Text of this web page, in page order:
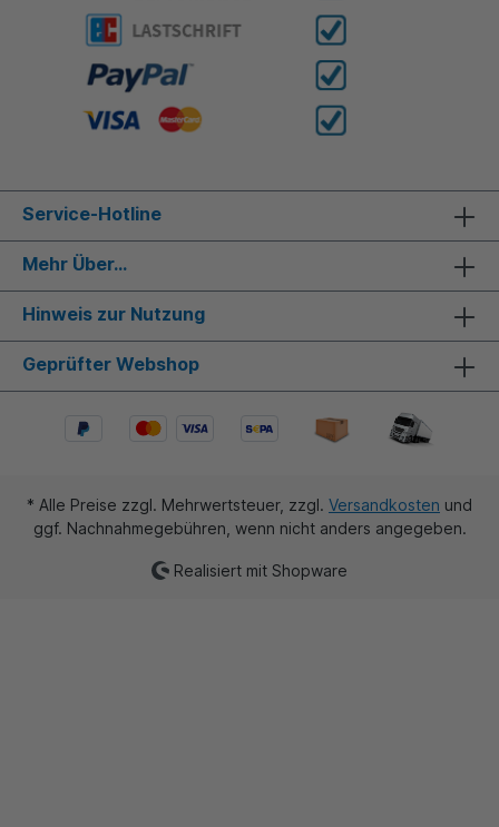
Service-Hotline
Mehr Über...
Hinweis zur Nutzung
Geprüfter Webshop
* Alle Preise zzgl. Mehrwertsteuer, zzgl. Versandkosten und
ggf. Nachnahmegebühren, wenn nicht anders angegeben.
Realisiert mit Shopware